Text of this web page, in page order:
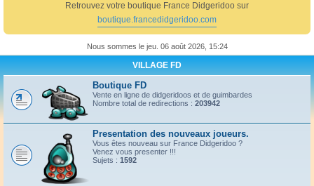
r
Retrouvez votre boutique France Didgeridoo sur
boutique.francedidgeridoo.com
Nous sommes le jeu. 06 août 2026, 15:24
VILLAGE FD
Boutique FD
Vente en ligne de didgeridoos et de guimbardes
Nombre total de redirections : 203942
Presentation des nouveaux joueurs.
Vous êtes nouveau sur France Didgeridoo ?
Venez vous presenter !!!
Sujets : 1592